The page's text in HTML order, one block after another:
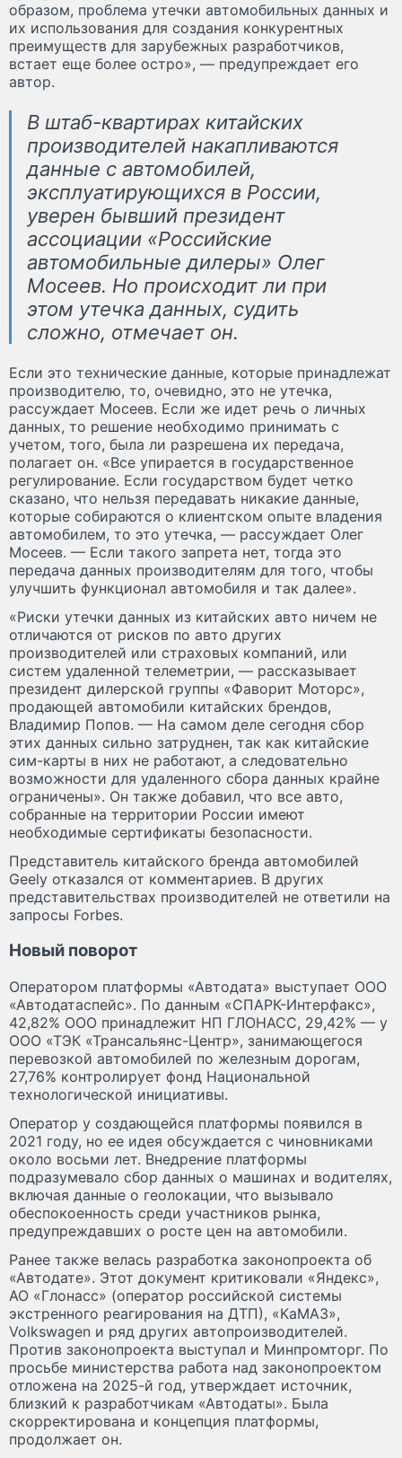
образом, проблема утечки автомобильных данных и
их использования для создания конкурентных
преимуществ для зарубежных разработчиков,
встает еще более остро», — предупреждает его
автор.
В штаб-квартирах китайских
производителей накапливаются
данные с автомобилей,
эксплуатирующихся в России,
уверен бывший президент
ассоциации «Российские
автомобильные дилеры» Олег
Мосеев. Но происходит ли при
этом утечка данных, судить
сложно, отмечает он.
Если это технические данные, которые принадлежат
производителю, то, очевидно, это не утечка,
рассуждает Мосеев. Если же идет речь о личных
данных, то решение необходимо принимать с
учетом, того, была ли разрешена их передача,
полагает он. «Все упирается в государственное
регулирование. Если государством будет четко
сказано, что нельзя передавать никакие данные,
которые собираются о клиентском опыте владения
автомобилем, то это утечка, — рассуждает Олег
Мосеев. — Если такого запрета нет, тогда это
передача данных производителям для того, чтобы
улучшить функционал автомобиля и так далее».
«Риски утечки данных из китайских авто ничем не
отличаются от рисков по авто других
производителей или страховых компаний, или
систем удаленной телеметрии, — рассказывает
президент дилерской группы «Фаворит Моторс»,
продающей автомобили китайских брендов,
Владимир Попов. — На самом деле сегодня сбор
этих данных сильно затруднен, так как китайские
сим-карты в них не работают, а следовательно
возможности для удаленного сбора данных крайне
ограничены». Он также добавил, что все авто,
собранные на территории России имеют
необходимые сертификаты безопасности.
Представитель китайского бренда автомобилей
Geely отказался от комментариев. В других
представительствах производителей не ответили на
запросы Forbes.
Новый поворот
Оператором платформы «Автодата» выступает ООО
«Автодатаспейс». По данным «СПАРК-Интерфакс»,
42,82% ООО принадлежит НП ГЛОНАСС, 29,42% — у
ООО «ТЭК «Трансальянс-Центр», занимающегося
перевозкой автомобилей по железным дорогам,
27,76% контролирует фонд Национальной
технологической инициативы.
Оператор у создающейся платформы появился в
2021 году, но ее идея обсуждается с чиновниками
около восьми лет. Внедрение платформы
подразумевало сбор данных о машинах и водителях,
включая данные о геолокации, что вызывало
обеспокоенность среди участников рынка,
предупреждавших о росте цен на автомобили.
Ранее также велась разработка законопроекта об
«Автодате». Этот документ критиковали «Яндекс»,
АО «Глонасс» (оператор российской системы
экстренного реагирования на ДТП), «КаМАЗ»,
Volkswagen и ряд других автопроизводителей.
Против законопроекта выступал и Минпромторг. По
просьбе министерства работа над законопроектом
отложена на 2025-й год, утверждает источник,
близкий к разработчикам «Автодаты». Была
скорректирована и концепция платформы,
продолжает он.